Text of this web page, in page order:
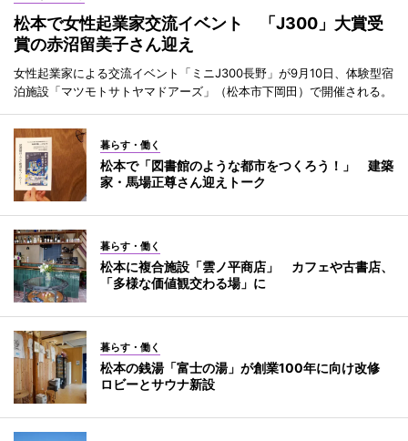
松本で女性起業家交流イベント 「J300」大賞受
賞の赤沼留美子さん迎え
女性起業家による交流イベント「ミニJ300長野」が9月10日、体験型宿
泊施設「マツモトサトヤマドアーズ」（松本市下岡田）で開催される。
暮らす・働く
松本で「図書館のような都市をつくろう！」 建築
家・馬場正尊さん迎えトーク
暮らす・働く
松本に複合施設「雲ノ平商店」 カフェや古書店、
「多様な価値観交わる場」に
暮らす・働く
松本の銭湯「富士の湯」が創業100年に向け改修
ロビーとサウナ新設